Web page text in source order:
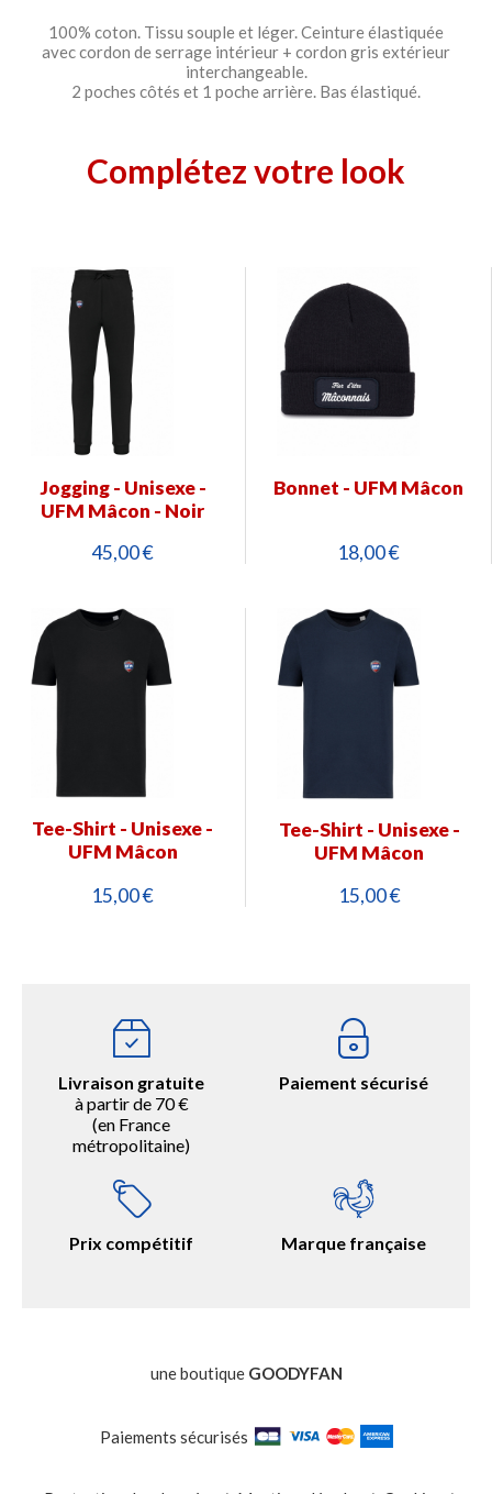
100% coton. Tissu souple et léger. Ceinture élastiquée
avec cordon de serrage intérieur + cordon gris extérieur
interchangeable.
2 poches côtés et 1 poche arrière. Bas élastiqué.
Complétez votre look
Jogging - Unisexe -
UFM Mâcon - Noir
45,00 €
Bonnet - UFM Mâcon
18,00 €
Tee-Shirt - Unisexe -
UFM Mâcon
15,00 €
Tee-Shirt - Unisexe -
UFM Mâcon
15,00 €
Livraison gratuite
à partir de 70 €
(en France
métropolitaine)
Paiement sécurisé
Prix compétitif Marque française
une boutique GOODYFAN
Paiements sécurisés